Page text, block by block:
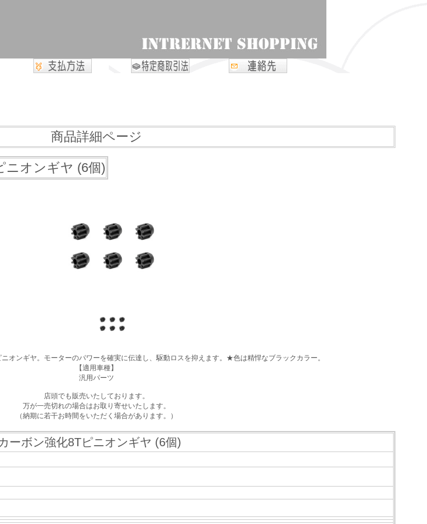
商品詳細ページ
オンギヤ (6個)
オンギヤ。モーターのパワーを確実に伝達し、駆動ロスを抑えます。★色は精悍なブラックカラー。
【適用車種】
汎用パーツ
店頭でも販売いたしております。
万が一売切れの場合はお取り寄せいたします。
（納期に若干お時間をいただく場合があります。）
ーボン強化8Tピニオンギヤ (6個)